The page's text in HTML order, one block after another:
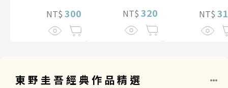
NT$ 300 NT$ 320 NT$
東野圭吾經典作品精選